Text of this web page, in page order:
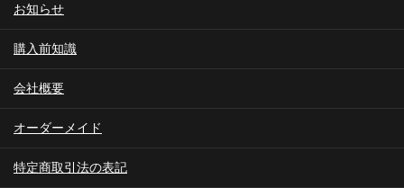
お知らせ
購入前知識
会社概要
オーダーメイド
特定商取引法の表記